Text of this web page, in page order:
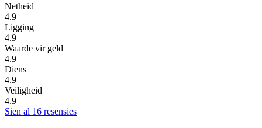
Netheid
4.9
Ligging
4.9
Waarde vir geld
4.9
Diens
4.9
Veiligheid
4.9
Sien al 16 resensies